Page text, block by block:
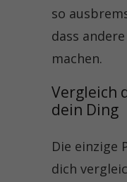
so
dass
machen.
Vergleich
dein Ding
Die einzige
dich